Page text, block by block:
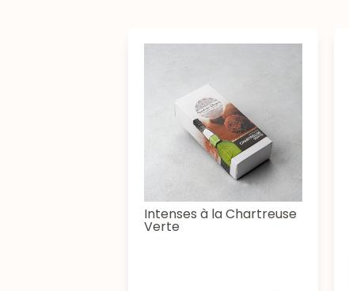
Intenses à la Chartreuse
Verte